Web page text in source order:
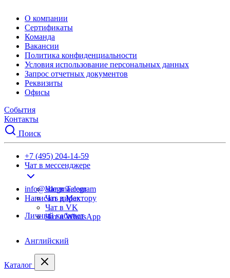
О компании
Сертификаты
Команда
Вакансии
Политика конфиденциальности
Условия использование персональных данных
Запрос отчетных документов
Реквизиты
Офисы
События
Контакты
Поиск
+7 (495) 204-14-59
Чат в мессенджере
Чат в Telegram
Чат в Max
Чат в VK
Чат в WhatsApp
info@adegma.com
Написать директору
Личный кабинет
Английский
Каталог